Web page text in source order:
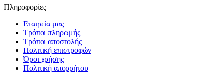
Πληροφορίες
Εταιρεία μας
Τρόποι πληρωμής
Τρόποι αποστολής
Πολιτική επιστροφών
Όροι χρήσης
Πολιτική απορρήτου